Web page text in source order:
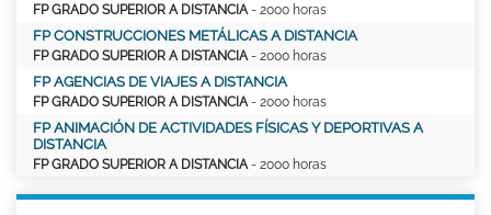
FP GRADO SUPERIOR A DISTANCIA- 2000 horas
FP CONSTRUCCIONES METÁLICAS A DISTANCIA
FP GRADO SUPERIOR A DISTANCIA- 2000 horas
FP AGENCIAS DE VIAJES A DISTANCIA
FP GRADO SUPERIOR A DISTANCIA- 2000 horas
FP ANIMACIÓN DE ACTIVIDADES FÍSICAS Y DEPORTIVAS A
DISTANCIA
FP GRADO SUPERIOR A DISTANCIA- 2000 horas